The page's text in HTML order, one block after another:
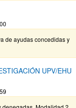
de ayudas concedidas y
UPV/EHU